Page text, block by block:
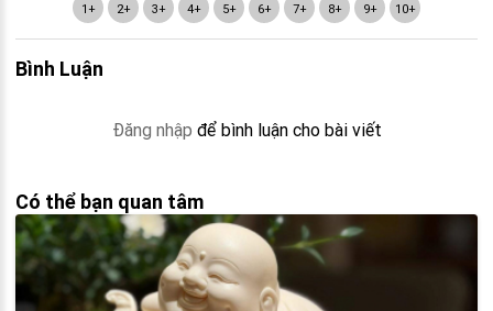
1+ 2+ 3+ 4+ 5+ 6+ 7+ 8+ 9+ 10+
Bình Luận
Đăng nhập để bình luận cho bài viết
Có thể bạn quan tâm